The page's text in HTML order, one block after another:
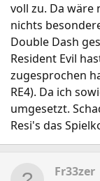
voll zu. Da wäre
nichts
Double Dash
Resident Evil
zugesprochen
RE4). Da ich
umgesetzt.
Resi's das
Fr33zer